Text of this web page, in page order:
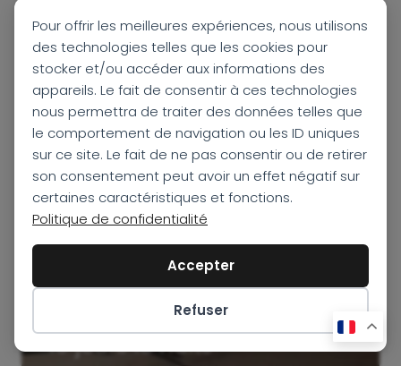
Pour offrir les meilleures expériences, nous utilisons
des technologies telles que les cookies pour
stocker et/ou accéder aux informations des
appareils. Le fait de consentir à ces technologies
nous permettra de traiter des données telles que
le comportement de navigation ou les ID uniques
sur ce site. Le fait de ne pas consentir ou de retirer
son consentement peut avoir un effet négatif sur
certaines caractéristiques et fonctions.
Politique de confidentialité
Accepter
Refuser
Préférences des cookies
La Nouvelle-
Zélande en 19 Jours
:
un Road Trip
Inoubliable au
Cœur desGrands
Espaces
Autotour en liberté
19 jours 15 nuits